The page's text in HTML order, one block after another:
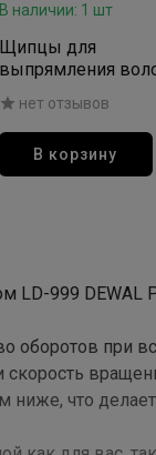
В наличии: 1 шт
Щипцы для
выпрямления
Dewal Pro Legacy,
черный, 24х95мм,
керамич пластины,
нет отзывов
В корзину
999 DEWAL
оборотов при
что